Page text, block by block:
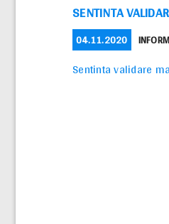
SENTINTA
POSTED
ON
04.11.2020
Sentinta validare